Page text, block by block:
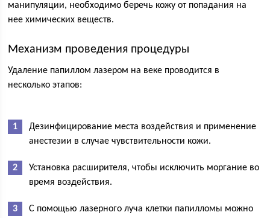
манипуляции, необходимо беречь кожу от попадания на
нее химических веществ.
Механизм проведения процедуры
Удаление папиллом лазером на веке проводится в
несколько этапов:
Дезинфицирование места воздействия и применение
анестезии в случае чувствительности кожи.
Установка расширителя, чтобы исключить моргание во
время воздействия.
С помощью лазерного луча клетки папилломы можно